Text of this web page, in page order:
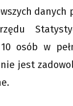
danych
osób w
jest